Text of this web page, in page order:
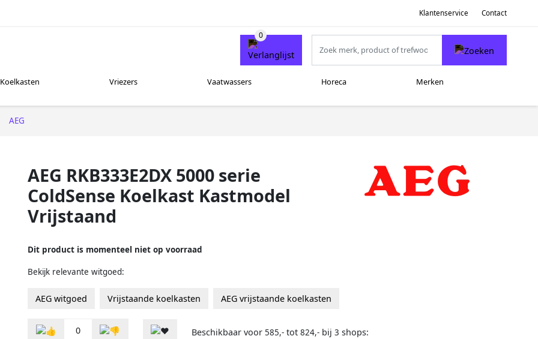
Klantenservice Contact
Koelkasten Vriezers Vaatwassers Horeca Merken
AEG
AEG RKB333E2DX 5000 serie
ColdSense Koelkast Kastmodel
Vrijstaand
Dit product is momenteel niet op voorraad
Bekijk relevante witgoed:
AEG witgoed Vrijstaande koelkasten AEG vrijstaande koelkasten
0 Beschikbaar voor 585,- tot 824,- bij 3 shops: